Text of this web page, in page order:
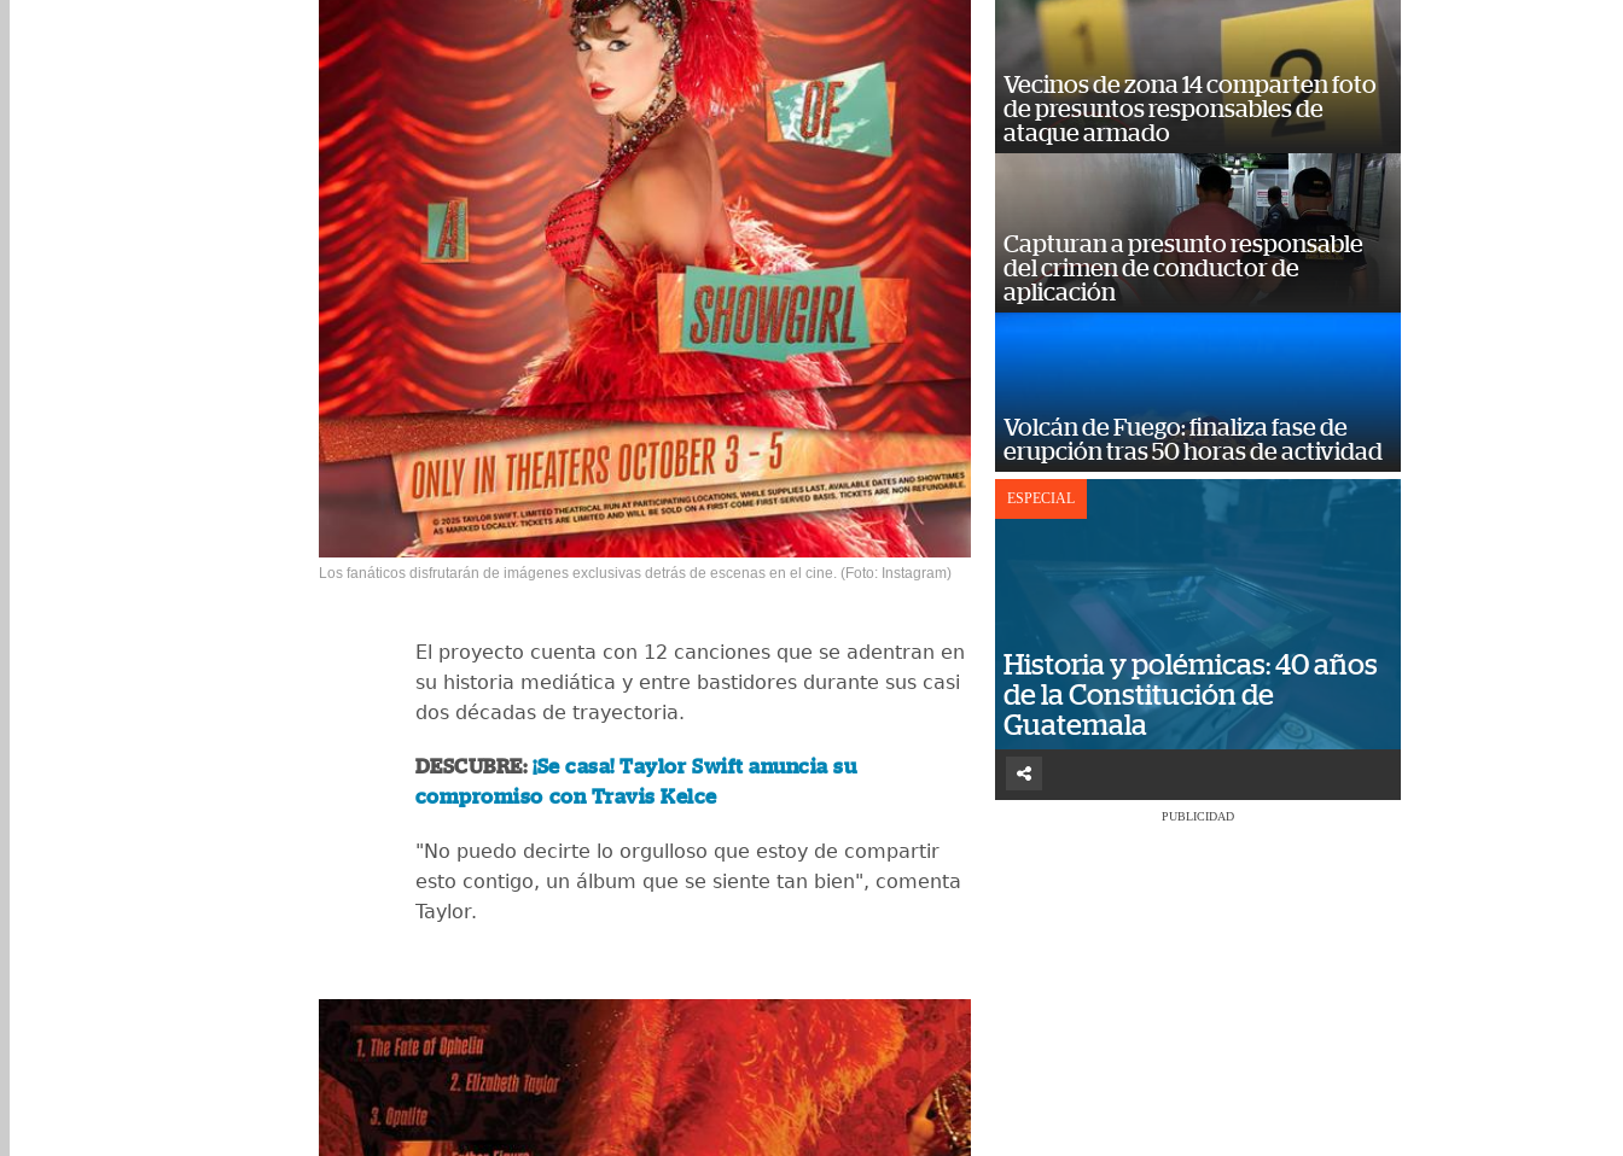
Los fanáticos disfrutarán de imágenes exclusivas detrás de escenas en el cine. (Foto: Instagram)
El proyecto cuenta con 12 canciones que se adentran en
su historia mediática y entre bastidores durante sus casi
dos décadas de trayectoria.
DESCUBRE:¡Se casa! Taylor Swift anuncia su
compromiso con Travis Kelce
"No puedo decirte lo orgulloso que estoy de compartir
esto contigo, un álbum que se siente tan bien", comenta
Taylor.
Vecinos de zona 14 comparten foto
de presuntos responsables de
ataque armado
Capturan a presunto responsable
del crimen de conductor de
aplicación
Volcán de Fuego: finaliza fase de
erupción tras 50 horas de actividad
ESPECIAL
Historia y polémicas: 40 años
de la Constitución de
Guatemala
PUBLICIDAD